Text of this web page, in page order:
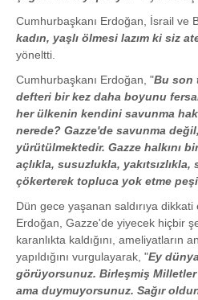
Cumhurbaşkanı Erdoğan, İsrail ve
kadın, yaşlı ölmesi lazım ki siz
yöneltti.
Cumhurbaşkanı Erdoğan, "Bu son
defteri bir kez daha boyunu
her ülkenin kendini savunma
nerede? Gazze'de savunma
yürütülmektedir. Gazze halkını
açlıkla, susuzlukla,
çökerterek topluca yok etme
Dün gece yaşanan saldırıya
Erdoğan, Gazze'de yiyecek hiçbir
karanlıkta kaldığını, ameliyatların
yapıldığını vurgulayarak, "Ey
görüyorsunuz. Birleşmiş Milletler
ama duymuyorsunuz. Sağır